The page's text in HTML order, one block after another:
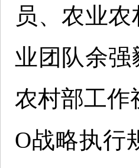
员、农业
业团队余
农村部工作
O战略执行